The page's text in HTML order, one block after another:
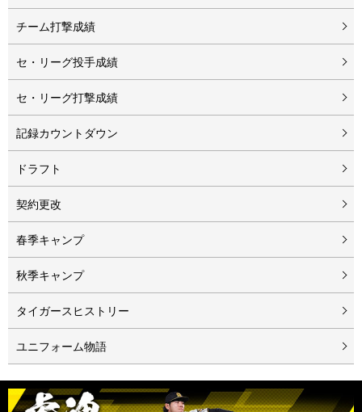
チーム打撃成績
セ・リーグ投手成績
セ・リーグ打撃成績
記録カウントダウン
ドラフト
契約更改
春季キャンプ
秋季キャンプ
タイガースヒストリー
ユニフォーム物語